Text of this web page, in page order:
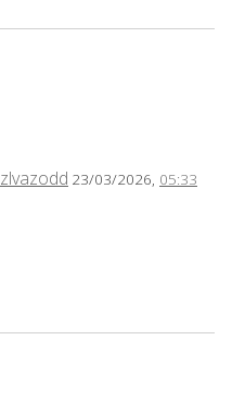
zlvazodd 23/03/2026, 05:33